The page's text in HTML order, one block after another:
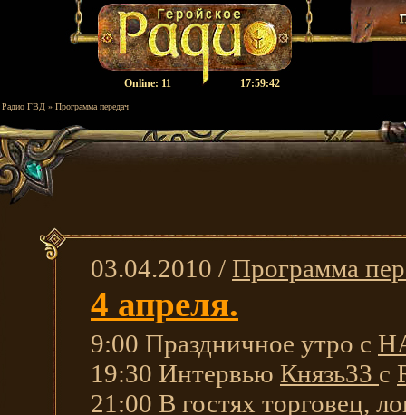
Оnline: 11 17:59:43
Радио ГВД » Программа передач
03.04.2010 / Программа
4 апреля.
9:00 Праздничное утро с
19:30 Интервью Князь33 с
21:00 В гостях торговец,